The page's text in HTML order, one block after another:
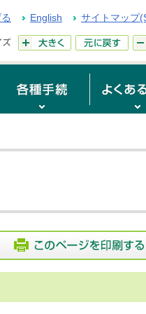
English サイトマップ